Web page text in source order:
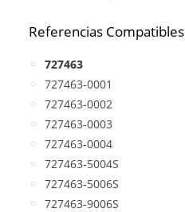
Referencias Compatibles
727463
727463-0001
727463-0002
727463-0003
727463-0004
727463-5004S
727463-5006S
727463-9006S